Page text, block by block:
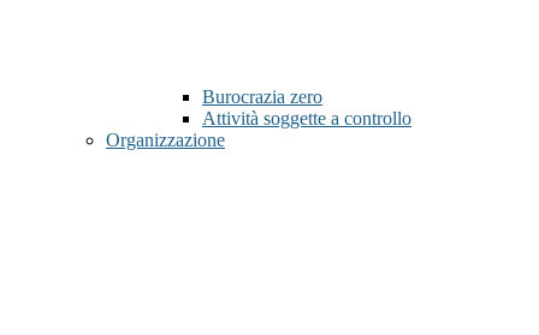
Burocrazia zero
Attività soggette a controllo
Organizzazione